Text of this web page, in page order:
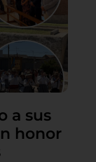
a sus
honor